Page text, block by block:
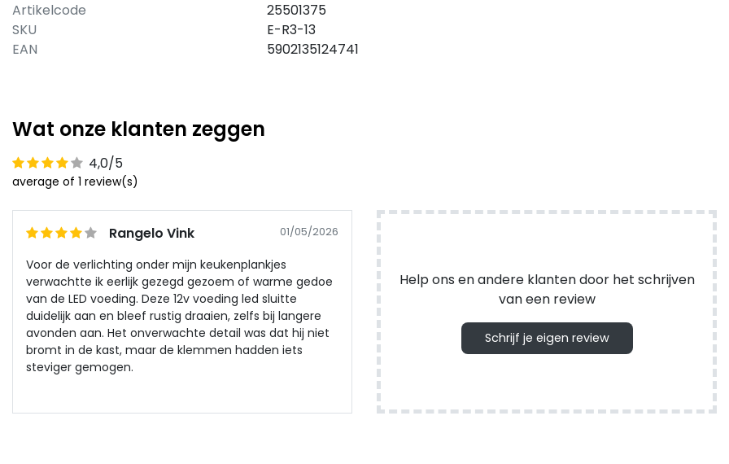
Artikelcode
25501375
SKU
E-R3-13
EAN
5902135124741
Wat onze klanten zeggen
4,0/5
average of 1 review(s)
Rangelo Vink 01/05/2026
Voor de verlichting onder mijn keukenplankjes
verwachtte ik eerlijk gezegd gezoem of warme gedoe
van de LED voeding. Deze 12v voeding led sluitte
duidelijk aan en bleef rustig draaien, zelfs bij langere
avonden aan. Het onverwachte detail was dat hij niet
bromt in de kast, maar de klemmen hadden iets
steviger gemogen.
Help ons en andere klanten door het schrijven
van een review
Schrijf je eigen review